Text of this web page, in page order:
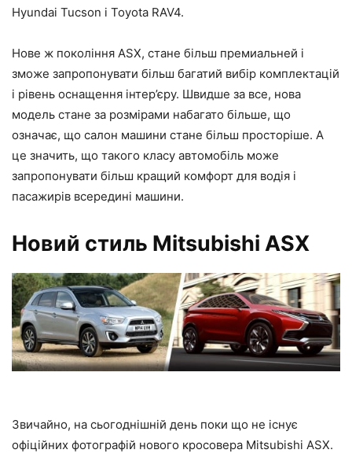
Hyundai Tucson і Toyota RAV4.
Нове ж покоління ASX, стане більш премиальней і
зможе запропонувати більш багатий вибір комплектацій
і рівень оснащення інтер’єру. Швидше за все, нова
модель стане за розмірами набагато більше, що
означає, що салон машини стане більш просторіше. А
це значить, що такого класу автомобіль може
запропонувати більш кращий комфорт для водія і
пасажирів всередині машини.
Новий стиль Mitsubishi ASX
Звичайно, на сьогоднішній день поки що не існує
офіційних фотографій нового кросовера Mitsubishi ASX.